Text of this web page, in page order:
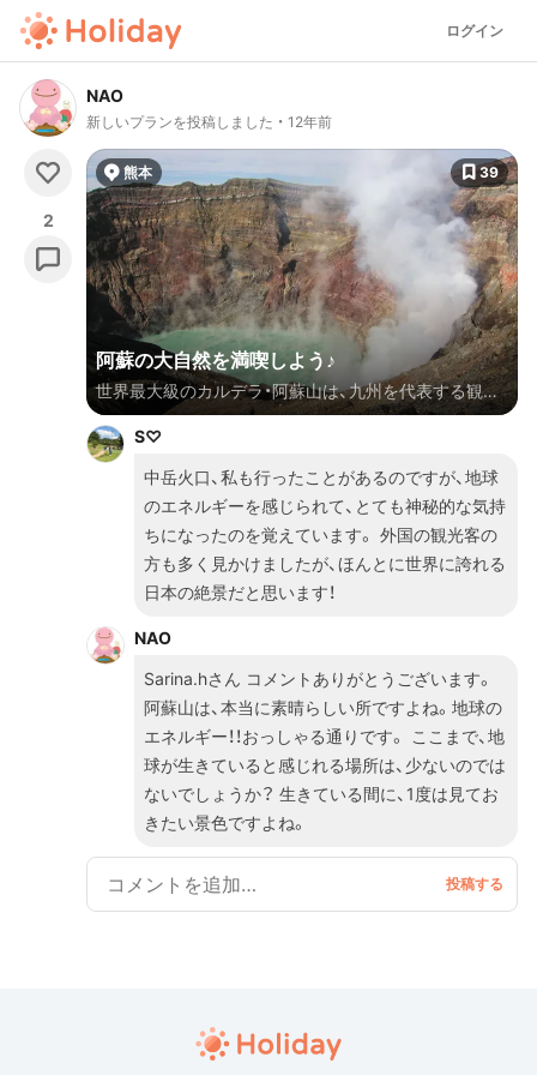
ログイン
NAO
新しいプランを投稿しました 12年前
2
熊本 39
阿蘇の大自然を満喫しよう♪
世界最大級のカルデラ・阿蘇山は、九州を代表する観光
スポットです。 阿蘇五岳（根子岳・高岳・中岳・烏帽子岳・
杵島岳）と外輪山の総称を阿蘇山と呼んでいます。 その
スケールの大きさには、圧倒するばかり！「地球は生きて
いる」と実感出来る場所です。 ダイナミックな火口や
広大な草原は、どの季節に訪れても素晴らしいです。
S♡
中岳火口、私も行ったことがあるのですが、地球
のエネルギーを感じられて、とても神秘的な気持
ちになったのを覚えています。 外国の観光客の
方も多く見かけましたが、ほんとに世界に誇れる
日本の絶景だと思います！
NAO
Sarina.hさん コメントありがとうございます。
阿蘇山は、本当に素晴らしい所ですよね。地球の
エネルギー！！おっしゃる通りです。 ここまで、地
球が生きていると感じれる場所は、少ないのでは
ないでしょうか？ 生きている間に、1度は見てお
きたい景色ですよね。